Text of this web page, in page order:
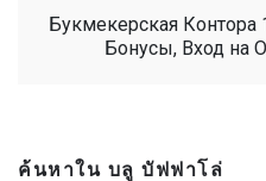
Букмекерская Контора
Бонусы, Вход на
ค้นหาใน บลู บัฟฟาโล่